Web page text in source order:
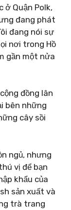
ở Quận Polk,
đang phát
đang nói sự
nơi trong Hồ
gần một nửa
đồng lân
bên những
cây sồi
ngủ, nhưng
vị để bạn
khẩu của
sản xuất và
trà trang